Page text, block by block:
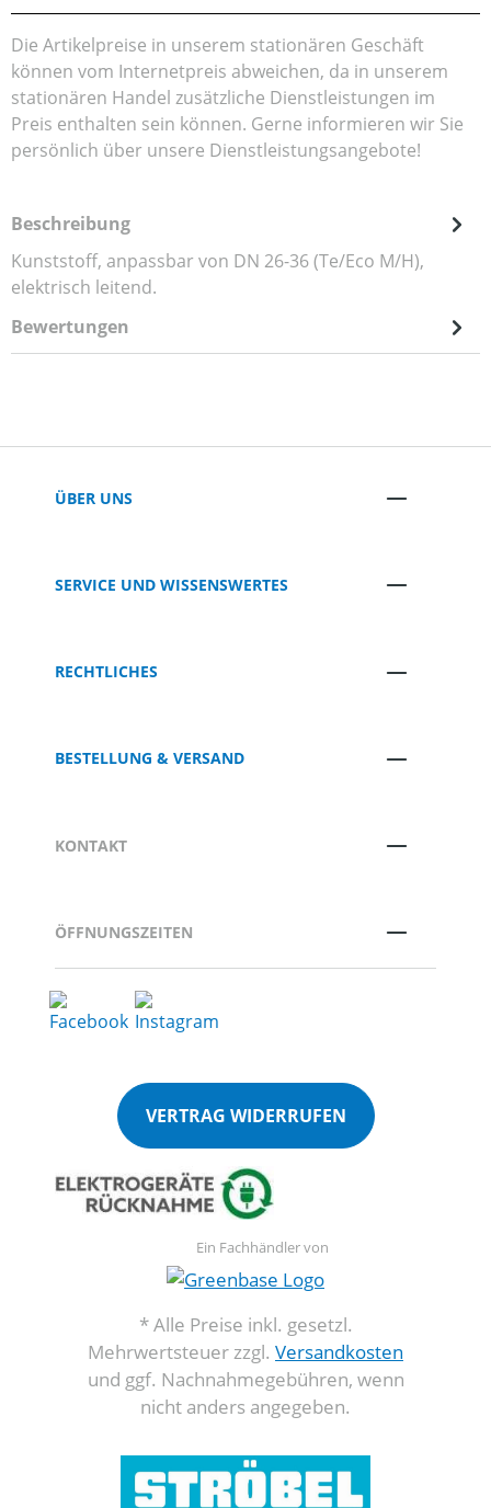
Die Artikelpreise in unserem stationären Geschäft
können vom Internetpreis abweichen, da in unserem
stationären Handel zusätzliche Dienstleistungen im
Preis enthalten sein können. Gerne informieren wir Sie
persönlich über unsere Dienstleistungsangebote!
Beschreibung
Kunststoff, anpassbar von DN 26-36 (Te/Eco M/H),
elektrisch leitend.
Bewertungen
ÜBER UNS
SERVICE UND WISSENSWERTES
RECHTLICHES
BESTELLUNG & VERSAND
KONTAKT
ÖFFNUNGSZEITEN
VERTRAG WIDERRUFEN
Ein Fachhändler von
* Alle Preise inkl. gesetzl.
Mehrwertsteuer zzgl. Versandkosten
und ggf. Nachnahmegebühren, wenn
nicht anders angegeben.